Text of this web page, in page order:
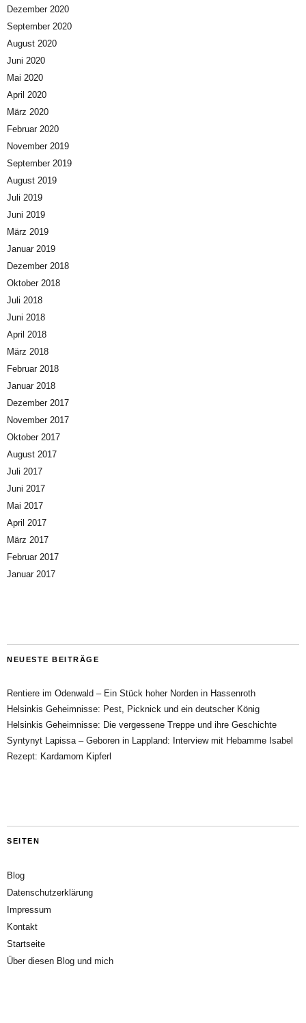
Dezember 2020
September 2020
August 2020
Juni 2020
Mai 2020
April 2020
März 2020
Februar 2020
November 2019
September 2019
August 2019
Juli 2019
Juni 2019
März 2019
Januar 2019
Dezember 2018
Oktober 2018
Juli 2018
Juni 2018
April 2018
März 2018
Februar 2018
Januar 2018
Dezember 2017
November 2017
Oktober 2017
August 2017
Juli 2017
Juni 2017
Mai 2017
April 2017
März 2017
Februar 2017
Januar 2017
NEUESTE BEITRÄGE
Rentiere im Odenwald – Ein Stück hoher Norden in Hassenroth
Helsinkis Geheimnisse: Pest, Picknick und ein deutscher König
Helsinkis Geheimnisse: Die vergessene Treppe und ihre Geschichte
Syntynyt Lapissa – Geboren in Lappland: Interview mit Hebamme Isabel
Rezept: Kardamom Kipferl
SEITEN
Blog
Datenschutzerklärung
Impressum
Kontakt
Startseite
Über diesen Blog und mich